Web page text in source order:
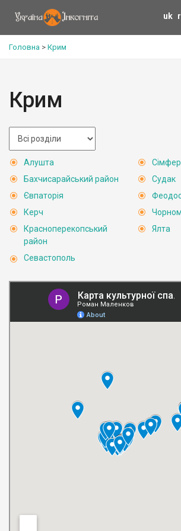
uk
Головна > Крим
Крим
Алушта
Бахчисарайський район
Євпаторія
Керч
Красноперекопський
район
Севастополь
Судак
Ялта